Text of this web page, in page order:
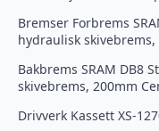
Bremser Forbrems
hydraulisk
Bakbrems SRAM DB8
skivebrems, 200mm
Drivverk Kassett XS-